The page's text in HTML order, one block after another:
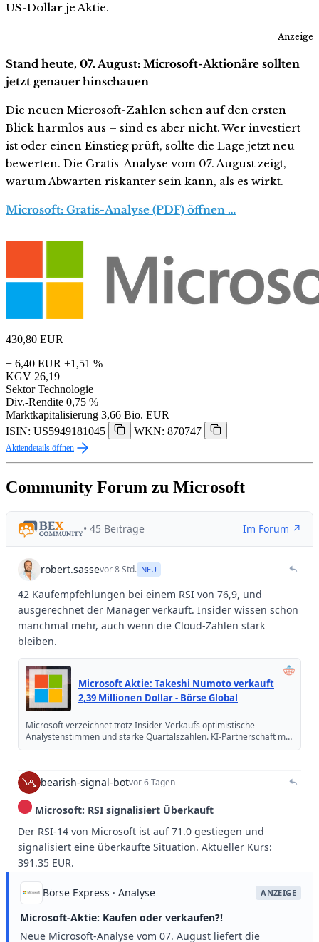
US-Dollar je Aktie.
Anzeige
Stand heute, 07. August: Microsoft-Aktionäre sollten
jetzt genauer hinschauen
Die neuen Microsoft-Zahlen sehen auf den ersten
Blick harmlos aus – sind es aber nicht. Wer investiert
ist oder einen Einstieg prüft, sollte die Lage jetzt neu
bewerten. Die Gratis-Analyse vom 07. August zeigt,
warum Abwarten riskanter sein kann, als es wirkt.
Microsoft: Gratis-Analyse (PDF) öffnen …
430,80 EUR
+ 6,40 EUR +1,51 %
KGV 26,19
Sektor Technologie
Div.-Rendite 0,75 %
Marktkapitalisierung 3,66 Bio. EUR
ISIN: US5949181045
WKN: 870747
Aktiendetails öffnen
Community Forum zu Microsoft